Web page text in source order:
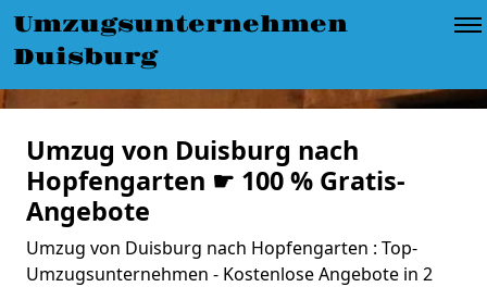
Umzugsunternehmen
Duisburg
Umzug von Duisburg nach
Hopfengarten ☛ 100 % Gratis-
Angebote
Umzug von Duisburg nach Hopfengarten : Top-
Umzugsunternehmen - Kostenlose Angebote in 2